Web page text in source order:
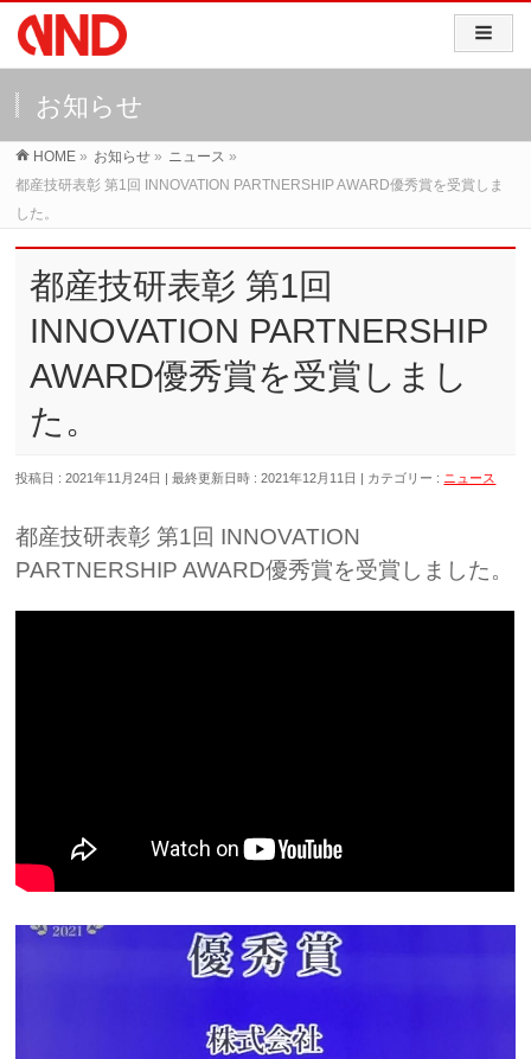
お知らせ
HOME » お知らせ » ニュース »
都産技研表彰 第1回 INNOVATION PARTNERSHIP AWARD優秀賞を受賞しま
した。
都産技研表彰 第1回
INNOVATION PARTNERSHIP
AWARD優秀賞を受賞しまし
た。
投稿日 : 2021年11月24日 最終更新日時 : 2021年12月11日 カテゴリー : ニュース
都産技研表彰 第1回 INNOVATION
PARTNERSHIP AWARD優秀賞を受賞しました。